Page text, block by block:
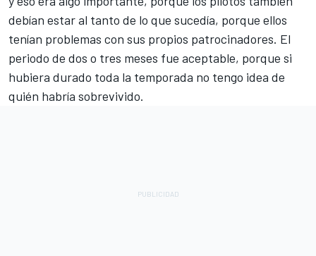
debían estar al tanto de lo que sucedía, porque ellos
tenían problemas con sus propios patrocinadores. El
periodo de dos o tres meses fue aceptable, porque si
hubiera durado toda la temporada no tengo idea de
quién habría sobrevivido.